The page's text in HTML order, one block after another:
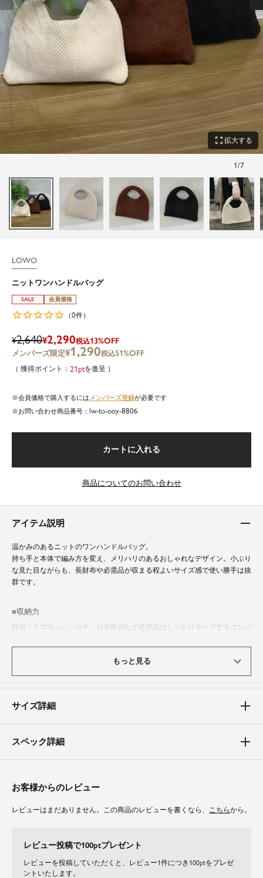
zoom_out_map 拡大する
1/7
LOWO
ニットワンハンドルバッグ
SALE 会員価格
（0件）
¥2,640¥2,290税込13%OFF
¥1,290税込51%OFF
21 を進呈
会員価格で購入するには メンバーズ登録が必要です
商品番号
lw-to-ooy-8806
カートに入れる
商品についてのお問い合わせ
アイテム説明
温かみのあるニットのワンハンドルバッグ。
持ち手と本体で編み方を変え、メリハリのあるおしゃれなデザイン。小ぶり
な見た目ながらも、長財布や必需品が収まる程よいサイズ感で使い勝手は抜
群です。
収納力
財布・スマホ・ハンカチ・お化粧品など必需品はしっかりキープするコンパ
もっと見る
サイズ詳細
スペック詳細
お客様からのレビュー
レビューはまだありません。この商品のレビューを書くなら、 こちらから。
レビュー投稿で100ptプレゼント
レビューを投稿していただくと、レビュー1件につき100ptをプレゼ
ントいたします。